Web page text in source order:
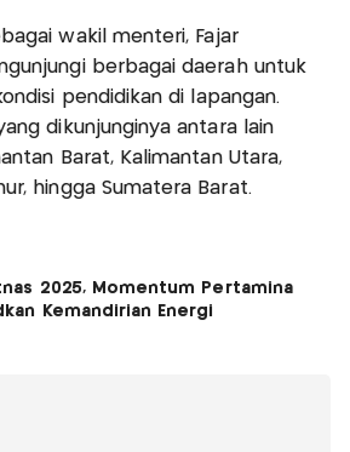
wakil menteri, Fajar
berbagai daerah untuk
pendidikan di lapangan.
dikunjunginya antara lain
Barat, Kalimantan Utara,
hingga Sumatera Barat.
2025, Momentum Pertamina
Kemandirian Energi